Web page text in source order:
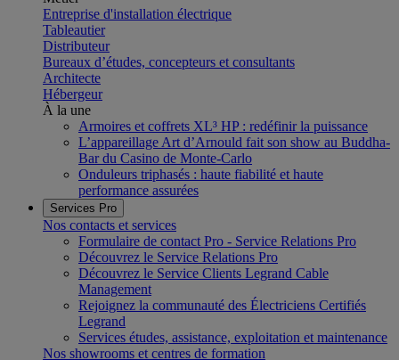
Entreprise d'installation électrique
Tableautier
Distributeur
Bureaux d’études, concepteurs et consultants
Architecte
Hébergeur
À la une
Armoires et coffrets XL³ HP : redéfinir la puissance
L’appareillage Art d’Arnould fait son show au Buddha-
Bar du Casino de Monte-Carlo
Onduleurs triphasés : haute fiabilité et haute
performance assurées
Services Pro
Nos contacts et services
Formulaire de contact Pro - Service Relations Pro
Découvrez le Service Relations Pro
Découvrez le Service Clients Legrand Cable
Management
Rejoignez la communauté des Électriciens Certifiés
Legrand
Services études, assistance, exploitation et maintenance
Nos showrooms et centres de formation